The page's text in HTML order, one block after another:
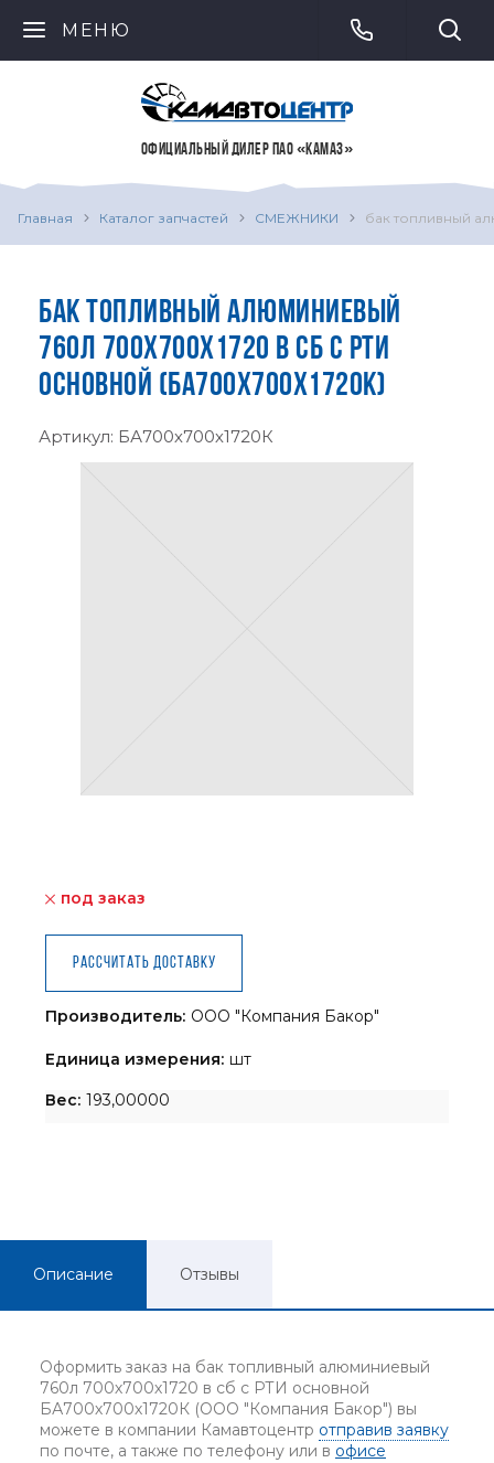
МЕНЮ
ОФИЦИАЛЬНЫЙ ДИЛЕР ПАО «КАМАЗ»
Главная Каталог запчастей СМЕЖНИКИ бак топливный
БАК ТОПЛИВНЫЙ АЛЮМИНИЕВЫЙ
760Л 700Х700Х1720 В СБ С РТИ
ОСНОВНОЙ (БА700Х700Х1720К)
Артикул: БА700х700х1720К
под заказ
Рассчитать доставку
Производитель: ООО "Компания Бакор"
Единица измерения: шт
Вес: 193,00000
Описание Отзывы
Оформить заказ на бак топливный алюминиевый
760л 700х700х1720 в сб с РТИ основной
БА700х700х1720К (ООО "Компания Бакор") вы
можете в компании Камавтоцентр отправив заявку
по почте, а также по телефону или в офисе